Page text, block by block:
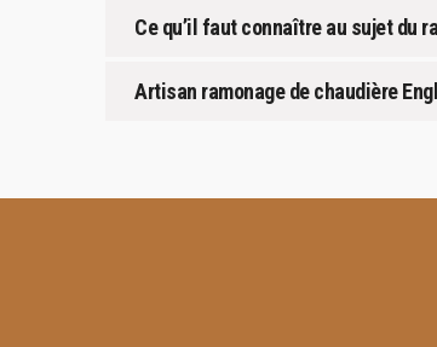
Ce qu’il faut connaître au sujet du
Artisan ramonage de chaudière